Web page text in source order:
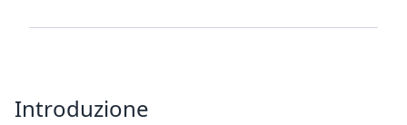
Introduzione